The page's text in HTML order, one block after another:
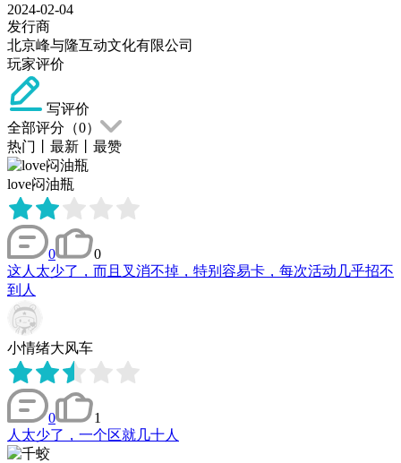
2024-02-04
发行商
北京峰与隆互动文化有限公司
玩家评价
写评价
全部评分（0）
热门
最新 最赞
love闷油瓶
0
0
这人太少了，而且叉消不掉，特别容易卡，每次活动几乎招不
到人
小情绪大风车
0
1
人太少了，一个区就几十人